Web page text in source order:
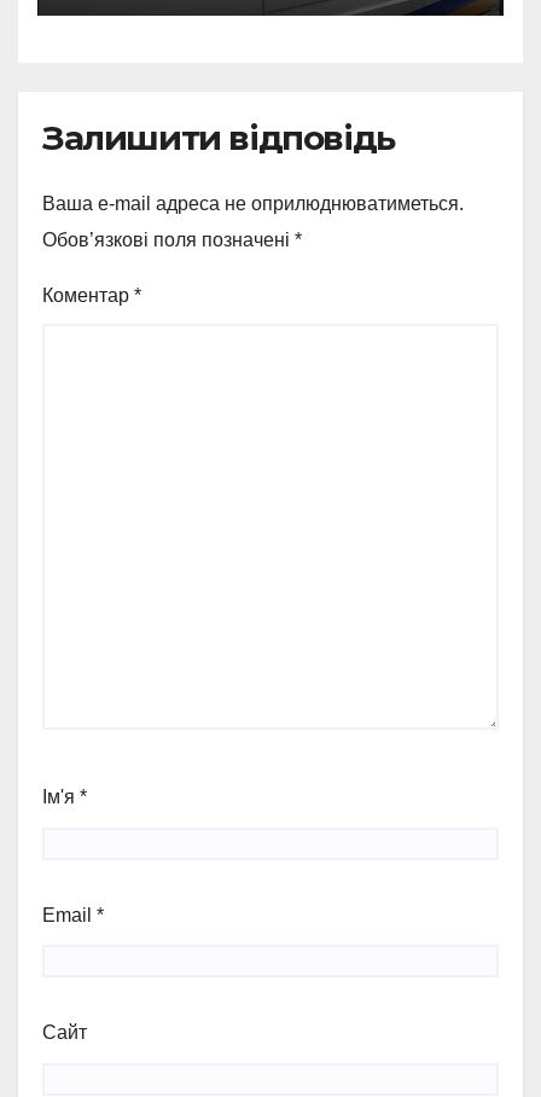
Залишити відповідь
Ваша e-mail адреса не оприлюднюватиметься.
Обов’язкові поля позначені *
Коментар *
Ім'я *
Email *
Сайт